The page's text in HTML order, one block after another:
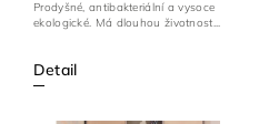
Detail
Prodyšné, antibakteriální a vysoce
ekologické. Má dlouhou životnost...